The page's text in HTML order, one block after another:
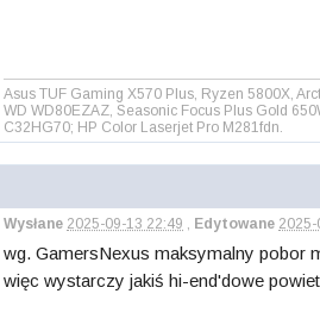
Asus TUF Gaming X570 Plus, Ryzen 5800X,
WD WD80EZAZ, Seasonic Focus Plus Gold
C32HG70; HP Color Laserjet Pro M281fdn.
Wysłane 2025-09-13 22:49 , Edytowane
wg. GamersNexus maksymalny pobor
więc wystarczy jakiś hi-end'dowe